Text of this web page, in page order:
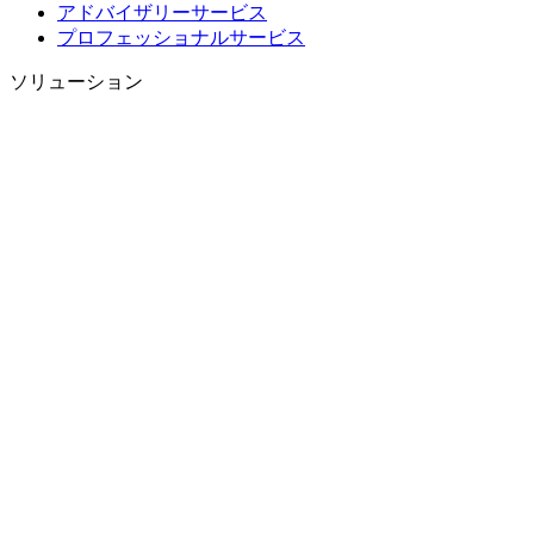
アドバイザリーサービス
プロフェッショナルサービス
ソリューション